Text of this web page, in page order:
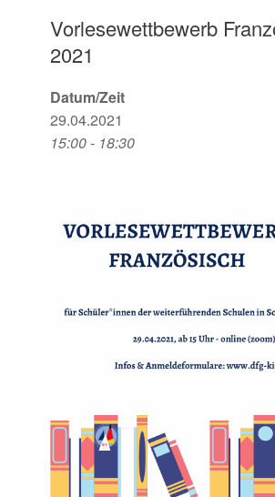
Vorlesewettbewerb
2021
Datum/Zeit
29.04.2021
15:00 - 18:30